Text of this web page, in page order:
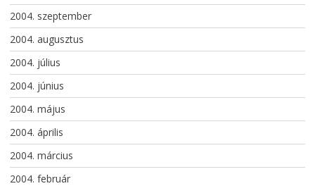
2004. szeptember
2004. augusztus
2004. július
2004. június
2004. május
2004. április
2004. március
2004. február